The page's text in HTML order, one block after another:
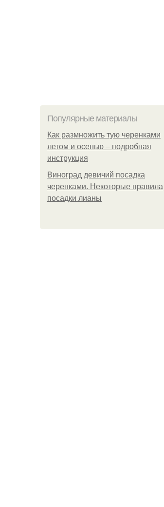
Популярные материалы
Как размножить тую черенками
летом и осенью – подробная
инструкция
Виноград девичий посадка
черенками. Некоторые правила
посадки лианы